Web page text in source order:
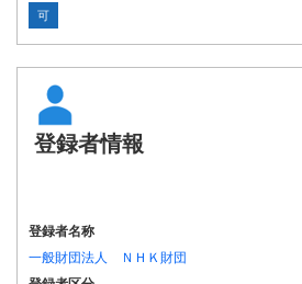
可
登録者情報
登録者名称
一般財団法人 ＮＨＫ財団